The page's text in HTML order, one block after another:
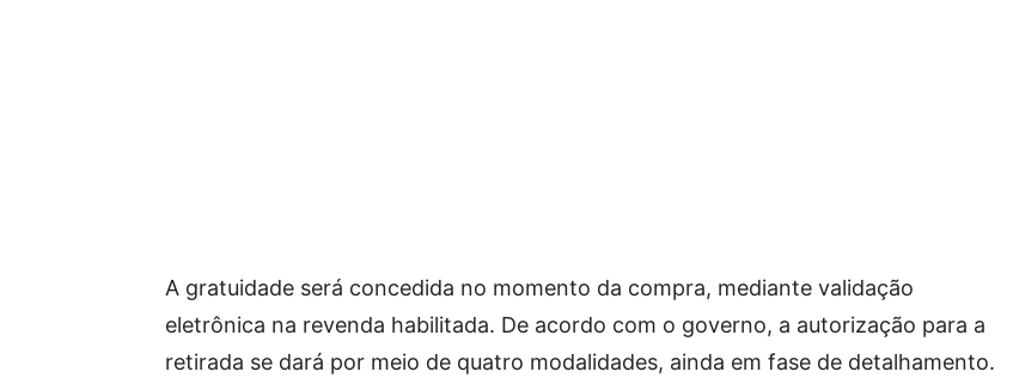
A gratuidade será concedida no momento da compra, mediante validação
eletrônica na revenda habilitada. De acordo com o governo, a autorização para a
retirada se dará por meio de quatro modalidades, ainda em fase de detalhamento.